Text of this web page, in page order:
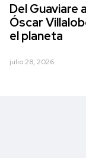
Del Guaviare
Óscar
el planeta
julio 28, 2026